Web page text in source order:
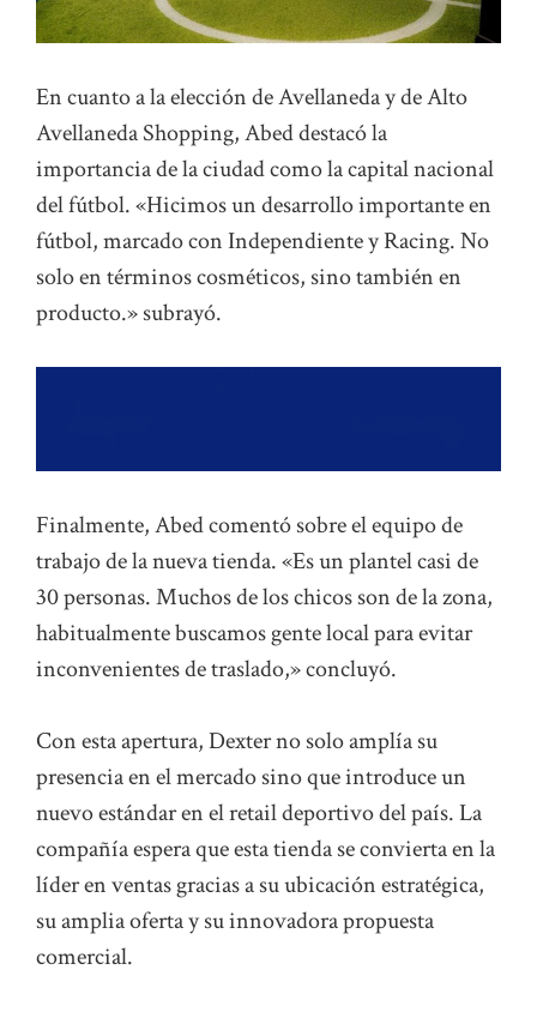
En cuanto a la elección de Avellaneda y de Alto
Avellaneda Shopping, Abed destacó la
importancia de la ciudad como la capital nacional
del fútbol. «Hicimos un desarrollo importante en
fútbol, marcado con Independiente y Racing. No
solo en términos cosméticos, sino también en
producto.» subrayó.
Finalmente, Abed comentó sobre el equipo de
trabajo de la nueva tienda. «Es un plantel casi de
30 personas. Muchos de los chicos son de la zona,
habitualmente buscamos gente local para evitar
inconvenientes de traslado,» concluyó.
Con esta apertura, Dexter no solo amplía su
presencia en el mercado sino que introduce un
nuevo estándar en el retail deportivo del país. La
compañía espera que esta tienda se convierta en la
líder en ventas gracias a su ubicación estratégica,
su amplia oferta y su innovadora propuesta
comercial.